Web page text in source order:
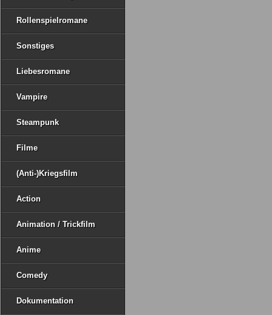
Rollenspielromane
Sonstiges
Liebesromane
Vampire
Steampunk
Filme
(Anti-)Kriegsfilm
Action
Animation / Trickfilm
Anime
Comedy
Dokumentation